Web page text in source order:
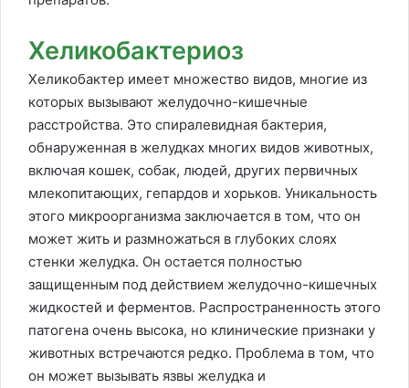
Хеликобактериоз
Хеликобактер имеет множество видов, многие из
которых вызывают желудочно-кишечные
расстройства. Это спиралевидная бактерия,
обнаруженная в желудках многих видов животных,
включая кошек, собак, людей, других первичных
млекопитающих, гепардов и хорьков. Уникальность
этого микроорганизма заключается в том, что он
может жить и размножаться в глубоких слоях
стенки желудка. Он остается полностью
защищенным под действием желудочно-кишечных
жидкостей и ферментов. Распространенность этого
патогена очень высока, но клинические признаки у
животных встречаются редко. Проблема в том, что
он может вызывать язвы желудка и